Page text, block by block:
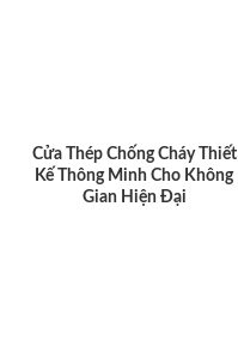
Cửa Thép Chống Cháy Thiết
Kế Thông Minh Cho Không
Gian Hiện Đại